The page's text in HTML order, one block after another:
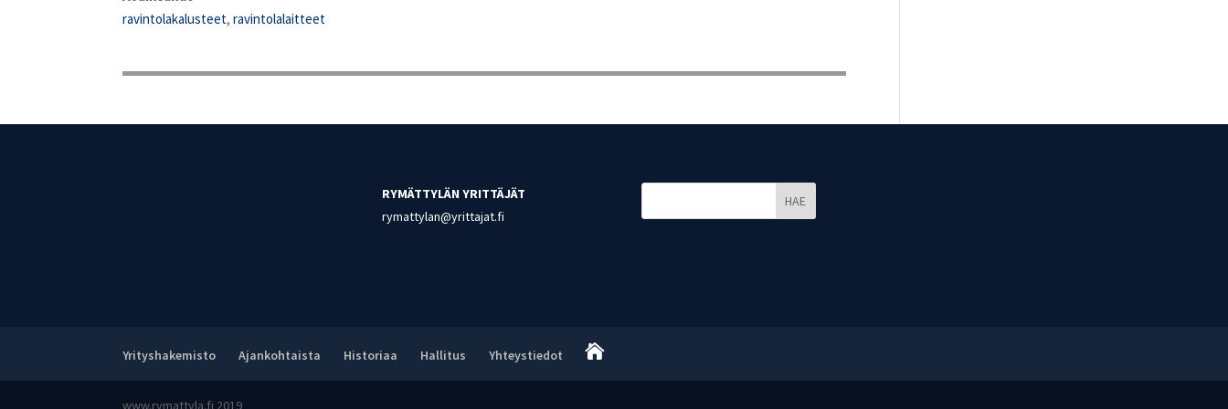
ravintolakalusteet,ravintolalaitteet
RYMÄTTYLÄN YRITTÄJÄT
rymattylan@yrittajat.fi
HAE
Yrityshakemisto Ajankohtaista Historiaa Hallitus Yhteystiedot 
www.rymattyla.fi 2019